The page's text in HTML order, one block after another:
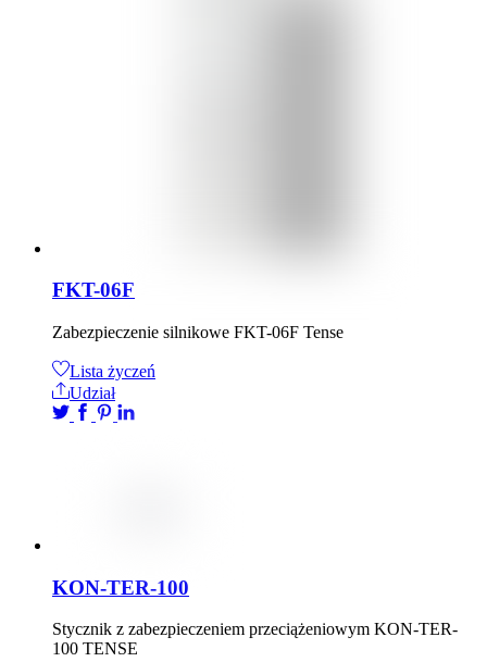
FKT-06F
Zabezpieczenie silnikowe FKT-06F Tense
Lista życzeń
Udział
KON-TER-100
Stycznik z zabezpieczeniem przeciążeniowym KON-TER-
100 TENSE